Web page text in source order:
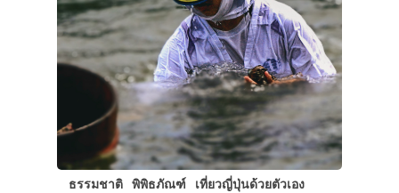
ธรรมชาติ พิพิธภัณฑ์ เที่ยวญี่ปุ่นด้วยตัวเอง